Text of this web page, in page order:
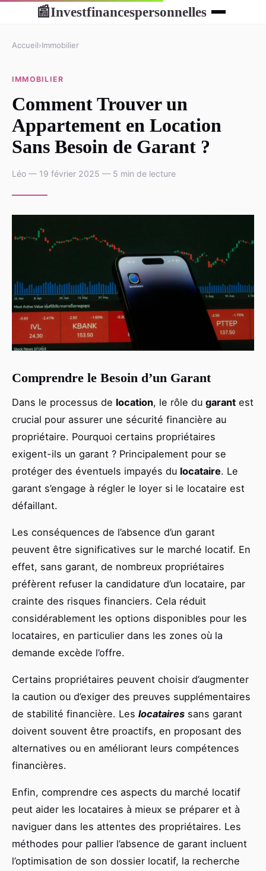
📰Investfinancespersonnelles
Accueil›Immobilier
IMMOBILIER
Comment Trouver un
Appartement en Location
Sans Besoin de Garant ?
Léo — 19 février 2025 — 5 min de lecture
Comprendre le Besoin d’un Garant
Dans le processus de location, le rôle du garant est
crucial pour assurer une sécurité financière au
propriétaire. Pourquoi certains propriétaires
exigent-ils un garant ? Principalement pour se
protéger des éventuels impayés du locataire. Le
garant s’engage à régler le loyer si le locataire est
défaillant.
Les conséquences de l’absence d’un garant
peuvent être significatives sur le marché locatif. En
effet, sans garant, de nombreux propriétaires
préfèrent refuser la candidature d’un locataire, par
crainte des risques financiers. Cela réduit
considérablement les options disponibles pour les
locataires, en particulier dans les zones où la
demande excède l’offre.
Certains propriétaires peuvent choisir d’augmenter
la caution ou d’exiger des preuves supplémentaires
de stabilité financière. Les locataires sans garant
doivent souvent être proactifs, en proposant des
alternatives ou en améliorant leurs compétences
financières.
Enfin, comprendre ces aspects du marché locatif
peut aider les locataires à mieux se préparer et à
naviguer dans les attentes des propriétaires. Les
méthodes pour pallier l’absence de garant incluent
l’optimisation de son dossier locatif, la recherche